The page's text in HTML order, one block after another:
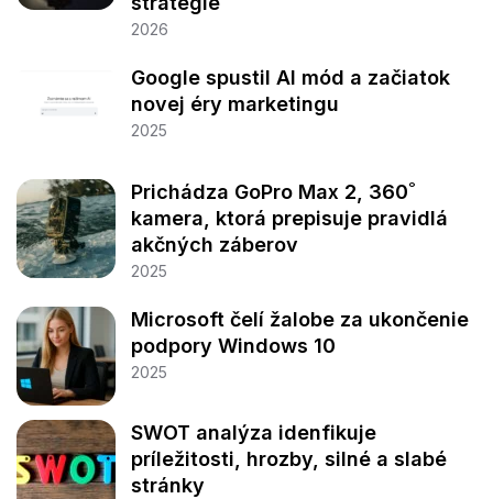
2026
Google spustil AI mód a začiatok
novej éry marketingu
2025
Prichádza GoPro Max 2, 360˚
kamera, ktorá prepisuje pravidlá
akčných záberov
2025
Microsoft čelí žalobe za ukončenie
podpory Windows 10
2025
SWOT analýza idenfikuje
príležitosti, hrozby, silné a slabé
stránky